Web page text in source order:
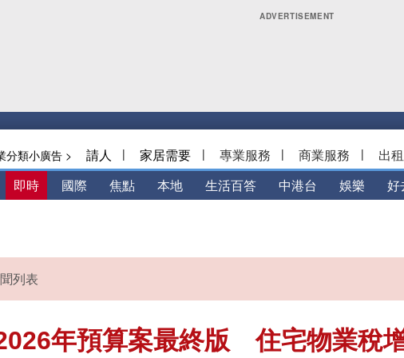
分類小廣告 > 請人 | 家居需要 | 專業服務 | 商業服務 | 出
即時 國際 焦點 本地 生活百答 中港台 娛樂 好
列表
年預算案最終版 住宅物業稅